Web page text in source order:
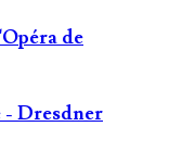
de
- Dresdner